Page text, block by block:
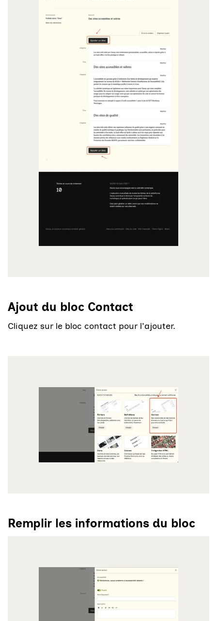
Ajout du bloc Contact
Cliquez sur le bloc contact pour l'ajouter.
Remplir les informations du bloc